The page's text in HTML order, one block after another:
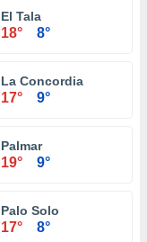
El Tala
18° 8°
La Concordia
17° 9°
Palmar
19° 9°
Palo Solo
17° 8°